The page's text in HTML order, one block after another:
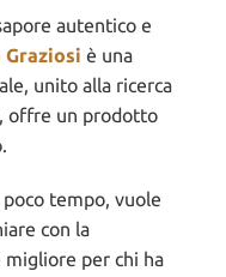
autentico e
è una
unito alla ricerca
offre un prodotto
tempo, vuole
con la
migliore per chi ha